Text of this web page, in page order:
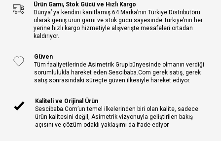
Ürün Gamı, Stok Gücü ve Hızlı Kargo
Dünya’ ya kendini kanıtlamış 64 Marka’nın Türkiye Distribütörü
olarak geniş ürün gamı ve stok gücü sayesinde Türkiye’nin her
yerine hızlı kargo hizmetiyle alışverişte mesafeleri ortadan
kaldırıyor.
Güven
Tüm faaliyetlerinde Asimetrik Grup bünyesinde olmanın verdiği
sorumlulukla hareket eden Sescibaba.Com gerek satış, gerek
satış sonrasındaki süreçte güven ilkesiyle hareket ediyor.
Kaliteli ve Orijinal Ürün
Sescibaba.Com’un temel ilkelerinden biri olan kalite, sadece
ürün kalitesini değil, Asimetrik vizyonuyla geliştirilen bakış
açısını ve çözüm odaklı yaklaşımı da ifade ediyor.